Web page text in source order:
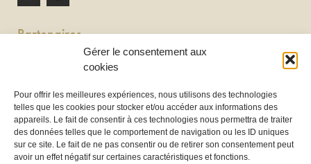
Gérer le consentement aux
cookies
Pour offrir les meilleures expériences, nous utilisons des technologies
telles que les cookies pour stocker et/ou accéder aux informations des
appareils. Le fait de consentir à ces technologies nous permettra de traiter
des données telles que le comportement de navigation ou les ID uniques
sur ce site. Le fait de ne pas consentir ou de retirer son consentement peut
avoir un effet négatif sur certaines caractéristiques et fonctions.
Partenaires
Newton discomobile
Location de tireuse à bière :
Les Frères Brasseurs à Aucamville